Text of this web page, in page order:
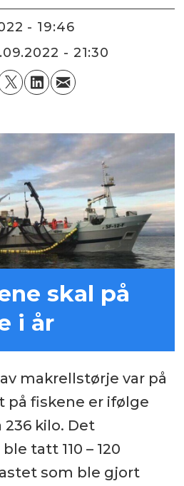
- 19:46
- 21:30
skal på
i år
makrellstørje var på
på fiskene er ifølge
kilo. Det
tatt 110 – 120
som ble gjort